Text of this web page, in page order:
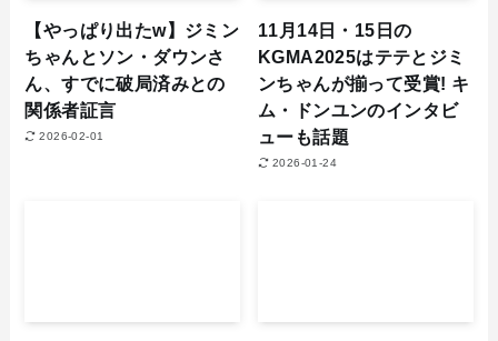
【やっぱり出たw】ジミン
ちゃんとソン・ダウンさ
ん、すでに破局済みとの
関係者証言
2026-02-01
11月14日・15日の
KGMA2025はテテとジミ
ンちゃんが揃って受賞! キ
ム・ドンユンのインタビ
ューも話題
2026-01-24